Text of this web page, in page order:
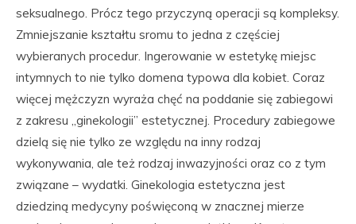
seksualnego. Prócz tego przyczyną operacji są kompleksy.
Zmniejszanie kształtu sromu to jedna z częściej
wybieranych procedur. Ingerowanie w estetykę miejsc
intymnych to nie tylko domena typowa dla kobiet. Coraz
więcej mężczyzn wyraża chęć na poddanie się zabiegowi
z zakresu „ginekologii” estetycznej. Procedury zabiegowe
dzielą się nie tylko ze względu na inny rodzaj
wykonywania, ale też rodzaj inwazyjności oraz co z tym
związane – wydatki. Ginekologia estetyczna jest
dziedziną medycyny poświęconą w znacznej mierze